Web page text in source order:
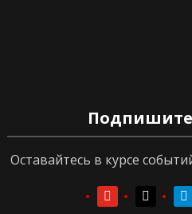
Оставайтесь в курсе
youtubeyoutube